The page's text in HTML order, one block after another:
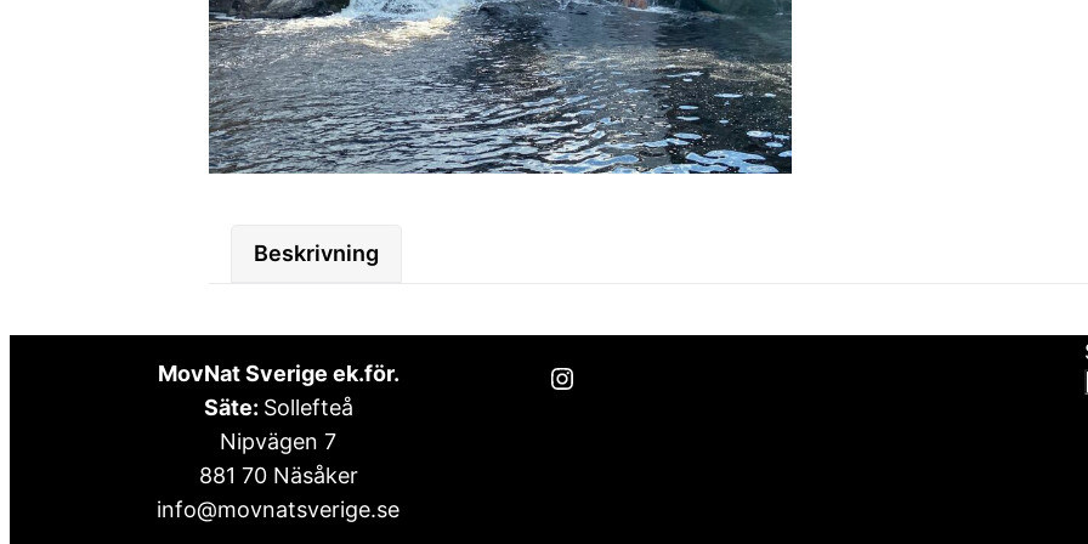
Beskrivning
MovNat Sverige ek.för.
Säte: Sollefteå
Nipvägen 7
881 70 Näsåker
info@movnatsverige.se
Instagram